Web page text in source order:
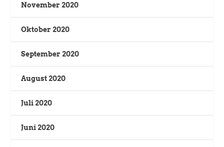
November 2020
Oktober 2020
September 2020
August 2020
Juli 2020
Juni 2020